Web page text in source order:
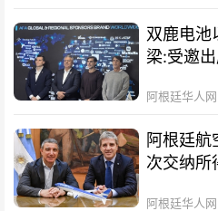
双鹿电池
梁:受邀
阿根廷华人网
阿根廷航
次交纳所
阿根廷华人网